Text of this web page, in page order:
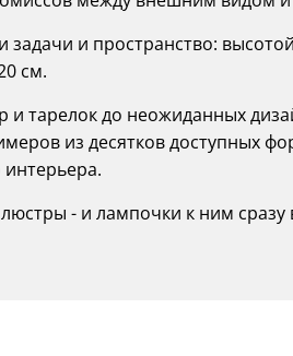
и пространство:
см.
тарелок до неожиданных
из десятков доступных
- и лампочки к ним сразу